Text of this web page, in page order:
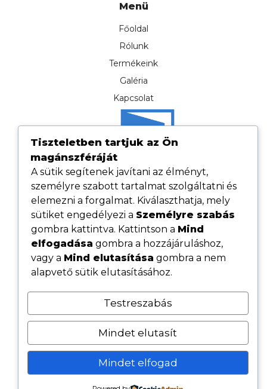
Menü
Főoldal
Rólunk
Termékeink
Galéria
Kapcsolat
Hasznos linkek
Adatvédelmi tájékoztató
Cookie tájékoztató
Kövess minket közösségi oldalainkon
Tiszteletben tartjuk az Ön
magánszféráját
A sütik segítenek javítani az élményt,
személyre szabott tartalmat szolgáltatni és
elemezni a forgalmat. Kiválaszthatja, mely
sütiket engedélyezi a Személyre szabás
gombra kattintva. Kattintson a Mind
elfogadása gombra a hozzájáruláshoz,
vagy a Mind elutasítása gombra a nem
alapvető sütik elutasításához.
Testreszabás
Mindet elutasít
Mindet elfogad